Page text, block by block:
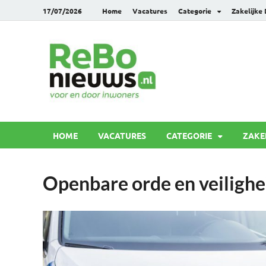
17/07/2026 Home Vacatures Categorie Zakelijke
HOME VACATURES CATEGORIE
Openbare orde en